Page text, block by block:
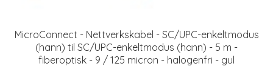
MicroConnect - Nettverkskabel - SC/UPC-enkeltmodus
(hann) til SC/UPC-enkeltmodus (hann) - 5 m -
fiberoptisk - 9 / 125 micron - halogenfri - gul